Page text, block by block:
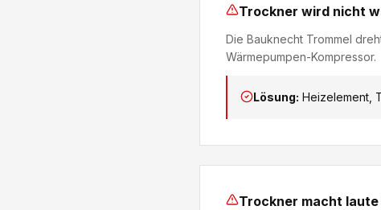
Trockner wird nicht
Die Bauknecht Trommel
Wärmepumpen-Kompressor.
Lösung: Heizelement,
Trockner macht